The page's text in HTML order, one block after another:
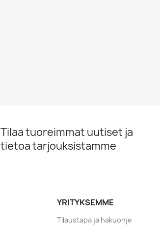
Tilaa tuoreimmat uutiset ja
tietoa tarjouksistamme
YRITYKSEMME
Tilaustapa ja hakuohje